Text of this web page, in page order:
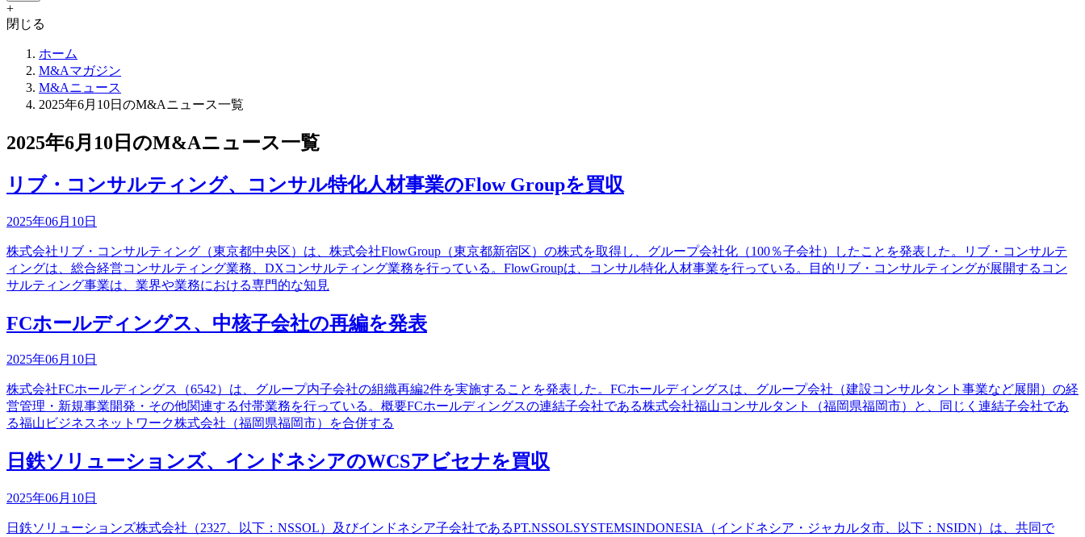
+
閉じる
ホーム
M&Aマガジン
M&Aニュース
2025年6月10日のM&Aニュース一覧
2025年6月10日のM&Aニュース一覧
リブ・コンサルティング、コンサル特化人材事業のFlow Groupを買収
2025年06月10日
株式会社リブ・コンサルティング（東京都中央区）は、株式会社FlowGroup（東京都新宿区）の株式を取得し、グループ会社化（100％子会社）したことを発表した。リブ・コンサルテ
ィングは、総合経営コンサルティング業務、DXコンサルティング業務を行っている。FlowGroupは、コンサル特化人材事業を行っている。目的リブ・コンサルティングが展開するコン
サルティング事業は、業界や業務における専門的な知見
FCホールディングス、中核子会社の再編を発表
2025年06月10日
株式会社FCホールディングス（6542）は、グループ内子会社の組織再編2件を実施することを発表した。FCホールディングスは、グループ会社（建設コンサルタント事業など展開）の経
営管理・新規事業開発・その他関連する付帯業務を行っている。概要FCホールディングスの連結子会社である株式会社福山コンサルタント（福岡県福岡市）と、同じく連結子会社であ
る福山ビジネスネットワーク株式会社（福岡県福岡市）を合併する
日鉄ソリューションズ、インドネシアのWCSアビセナを買収
2025年06月10日
日鉄ソリューションズ株式会社（2327、以下：NSSOL）及びインドネシア子会社であるPT.NSSOLSYSTEMSINDONESIA（インドネシア・ジャカルタ市、以下：NSIDN）は、共同で